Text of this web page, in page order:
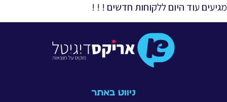
מגיעים עוד היום ללקוחות חדשים ! ! !
ניווט באתר